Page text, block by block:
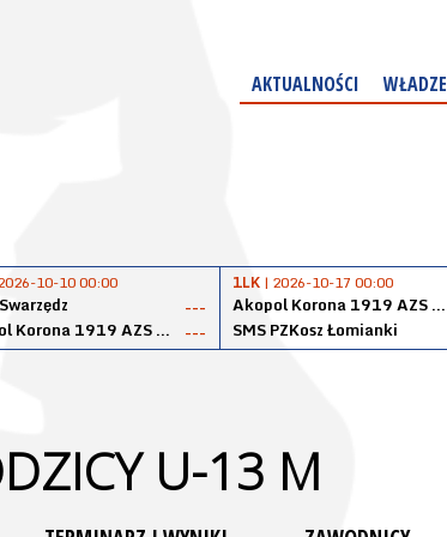
AKTUALNOŚCI WŁADZE
10-10 00:00
---
Akopol Korona 1919 AZS PK Kraków
---
1LK | 2026-10-17 00:00
Akopol Korona 1919 AZS PK Kraków
SMS PZKosz Łomianki
U-13 M